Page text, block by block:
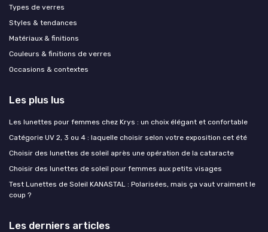
Types de verres
Styles & tendances
Matériaux & finitions
Couleurs & finitions de verres
Occasions & contextes
Les plus lus
Les lunettes pour femmes chez Krys : un choix élégant et confortable
Catégorie UV 2, 3 ou 4 : laquelle choisir selon votre exposition cet été
Choisir des lunettes de soleil après une opération de la cataracte
Choisir des lunettes de soleil pour femmes aux petits visages
Test Lunettes de Soleil KANASTAL : Polarisées, mais ça vaut vraiment le
coup ?
Les derniers articles